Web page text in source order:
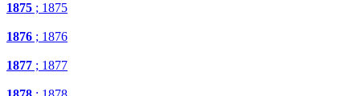
1875 ; 1875
1876 ; 1876
1877 ; 1877